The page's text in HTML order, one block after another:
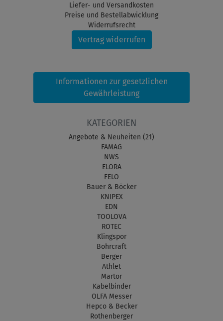
Liefer- und Versandkosten
Preise und Bestellabwicklung
Widerrufsrecht
Vertrag widerrufen
Informationen zur gesetzlichen
Gewährleistung
KATEGORIEN
Angebote & Neuheiten (21)
FAMAG
NWS
ELORA
FELO
Bauer & Böcker
KNIPEX
EDN
TOOLOVA
ROTEC
Klingspor
Bohrcraft
Berger
Athlet
Martor
Kabelbinder
OLFA Messer
Hepco & Becker
Rothenberger